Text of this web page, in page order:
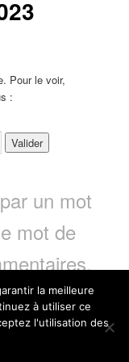
Pour le voir,
:
un mot
mot de
la meilleure
à utiliser ce
l'utilisation des